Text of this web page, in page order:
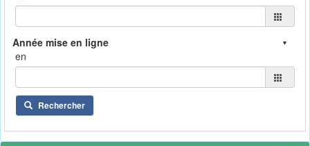
en
Rechercher